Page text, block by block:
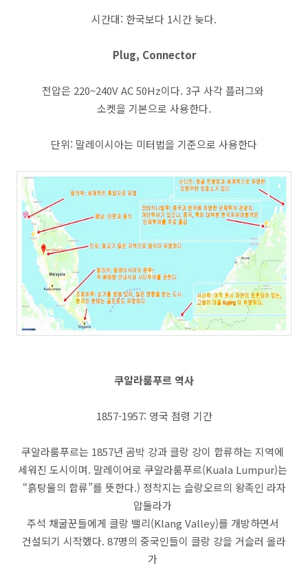
시간대: 한국보다 1시간 늦다.
Plug, Connector
전압은 220~240V AC 50Hz이다. 3구 사각 플러그와
소켓을 기본으로 사용한다.
단위: 말레이시아는 미터법을 기준으로 사용한다
쿠알라룸푸르 역사
1857-1957: 영국 점령 기간
쿠알라룸푸르는 1857년 곰박 강과 클랑 강이 합류하는 지역에
세워진 도시이며. 말레이어로 쿠알라룸푸르(Kuala Lumpur)는
“흙탕물의 합류”를 뜻한다.) 정착지는 슬랑오르의 왕족인 라자
압둘라가
주석 채굴꾼들에게 클랑 밸리(Klang Valley)를 개방하면서
건설되기 시작했다. 87명의 중국인들이 클랑 강을 거슬러 올라
가